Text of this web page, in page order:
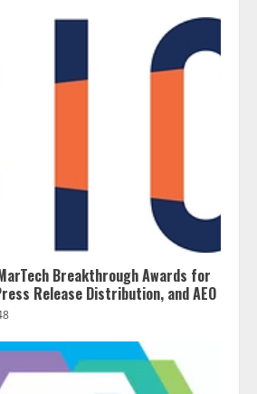
Breakthrough Awards for
Release Distribution, and AEO